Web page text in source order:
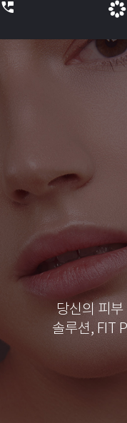
perm_phone_msg
당신의 피
솔루션, FIT